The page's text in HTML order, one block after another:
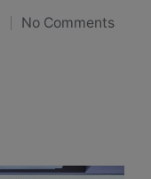
No Comments